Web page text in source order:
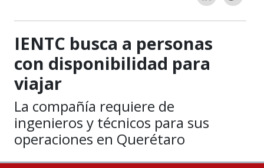
IENTC busca a personas
con disponibilidad para
viajar
La compañía requiere de
ingenieros y técnicos para sus
operaciones en Querétaro